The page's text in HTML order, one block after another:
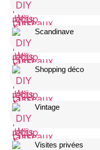
Scandinave
Shopping déco
Vintage
Visites privées